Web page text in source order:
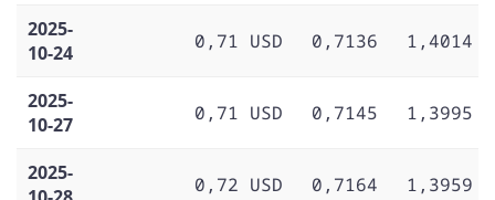
2025-
10-24
0,71 USD 0,7136 1,4014
2025-
10-27
0,71 USD 0,7145 1,3995
2025-
0,72 USD 0,7164 1,3959